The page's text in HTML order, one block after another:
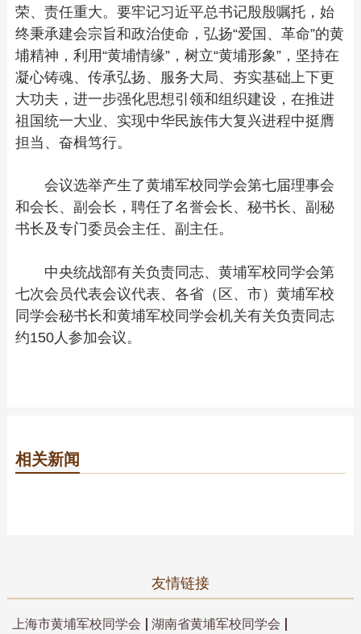
荣、责任重大。要牢记习近平总书记殷殷嘱托，始
终秉承建会宗旨和政治使命，弘扬“爱国、革命”的黄
埔精神，利用“黄埔情缘”，树立“黄埔形象”，坚持在
凝心铸魂、传承弘扬、服务大局、夯实基础上下更
大功夫，进一步强化思想引领和组织建设，在推进
祖国统一大业、实现中华民族伟大复兴进程中挺膺
担当、奋楫笃行。
会议选举产生了黄埔军校同学会第七届理事会
和会长、副会长，聘任了名誉会长、秘书长、副秘
书长及专门委员会主任、副主任。
中央统战部有关负责同志、黄埔军校同学会第
七次会员代表会议代表、各省（区、市）黄埔军校
同学会秘书长和黄埔军校同学会机关有关负责同志
约150人参加会议。
相关新闻
友情链接
上海市黄埔军校同学会
湖南省黄埔军校同学会